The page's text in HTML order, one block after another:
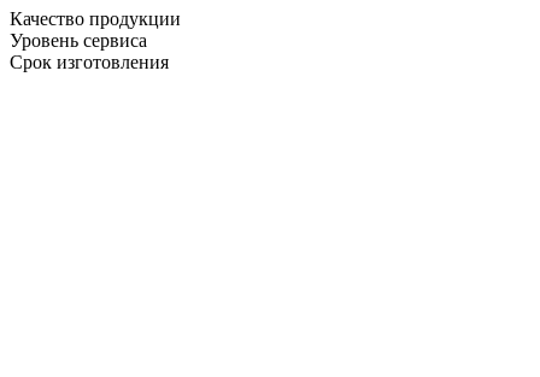
Качество продукции
Уровень сервиса
Срок изготовления